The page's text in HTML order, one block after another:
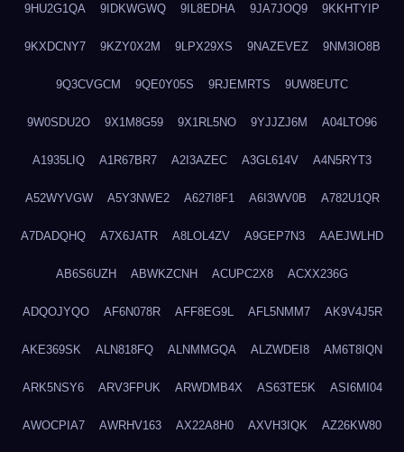
9HU2G1QA 9IDKWGWQ 9IL8EDHA 9JA7JOQ9 9KKHTYIP
9KXDCNY7 9KZY0X2M 9LPX29XS 9NAZEVEZ 9NM3IO8B
9Q3CVGCM 9QE0Y05S 9RJEMRTS 9UW8EUTC
9W0SDU2O 9X1M8G59 9X1RL5NO 9YJJZJ6M A04LTO96
A1935LIQ A1R67BR7 A2I3AZEC A3GL614V A4N5RYT3
A52WYVGW A5Y3NWE2 A627I8F1 A6I3WV0B A782U1QR
A7DADQHQ A7X6JATR A8LOL4ZV A9GEP7N3 AAEJWLHD
AB6S6UZH ABWKZCNH ACUPC2X8 ACXX236G
ADQOJYQO AF6N078R AFF8EG9L AFL5NMM7 AK9V4J5R
AKE369SK ALN818FQ ALNMMGQA ALZWDEI8 AM6T8IQN
ARK5NSY6 ARV3FPUK ARWDMB4X AS63TE5K ASI6MI04
AWOCPIA7 AWRHV163 AX22A8H0 AXVH3IQK AZ26KW80